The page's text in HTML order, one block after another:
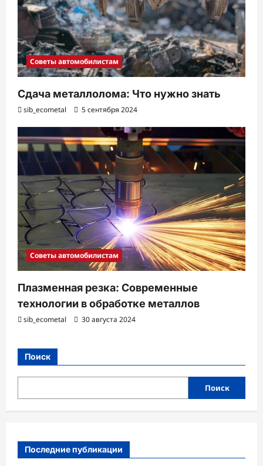
Советы автомобилистам
Сдача металлолома: Что нужно знать
sib_ecometal 5 сентября 2024
Советы автомобилистам
Плазменная резка: Современные
технологии в обработке металлов
sib_ecometal 30 августа 2024
Поиск
Поиск
Последние публикации